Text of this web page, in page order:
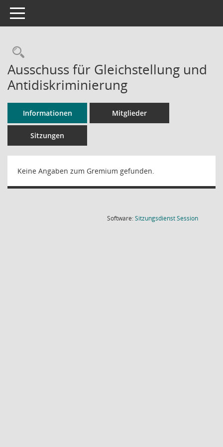
Toggle navigation
Rechercheauswahl
Ausschuss für Gleichstellung und
Antidiskriminierung
Informationen Mitglieder
Sitzungen
Keine Angaben zum Gremium gefunden.
Software:SitzungsdienstSession(Wird in